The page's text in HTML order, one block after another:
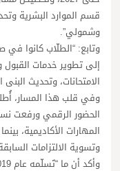
قسم الموارد البشرية
وشمولي”.
وتابع: “الطلّاب كانوا
إلى تطوير خدمات القبول
الامتحانات، وتحديث
وفي قلب هذا المسار،
الحضور الرقمي ورفعت
المهارات الأكاديمية،
وتسوية الالتزامات